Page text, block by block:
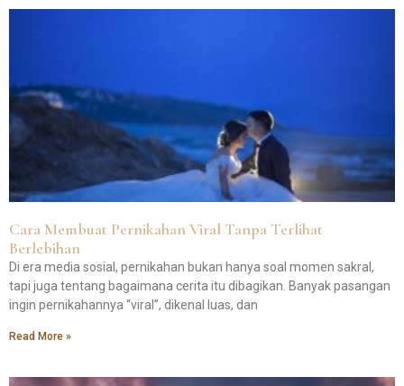
Cara Membuat Pernikahan Viral Tanpa Terlihat
Berlebihan
Di era media sosial, pernikahan bukan hanya soal momen sakral,
tapi juga tentang bagaimana cerita itu dibagikan. Banyak pasangan
ingin pernikahannya “viral”, dikenal luas, dan
Read More »